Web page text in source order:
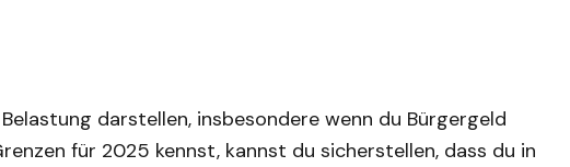
darstellen, insbesondere wenn du Bürgergeld
für 2025 kennst, kannst du sicherstellen, dass du in